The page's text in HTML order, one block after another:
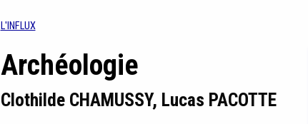
L'INFLUX
Archéologie
Clothilde CHAMUSSY, Lucas PACOTTE